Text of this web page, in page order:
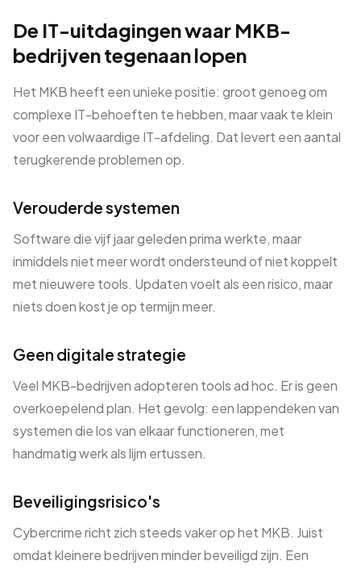
De IT-uitdagingen waar MKB-
bedrijven tegenaan lopen
Het MKB heeft een unieke positie: groot genoeg om
complexe IT-behoeften te hebben, maar vaak te klein
voor een volwaardige IT-afdeling. Dat levert een aantal
terugkerende problemen op.
Verouderde systemen
Software die vijf jaar geleden prima werkte, maar
inmiddels niet meer wordt ondersteund of niet koppelt
met nieuwere tools. Updaten voelt als een risico, maar
niets doen kost je op termijn meer.
Geen digitale strategie
Veel MKB-bedrijven adopteren tools ad hoc. Er is geen
overkoepelend plan. Het gevolg: een lappendeken van
systemen die los van elkaar functioneren, met
handmatig werk als lijm ertussen.
Beveiligingsrisico's
Cybercrime richt zich steeds vaker op het MKB. Juist
omdat kleinere bedrijven minder beveiligd zijn. Een